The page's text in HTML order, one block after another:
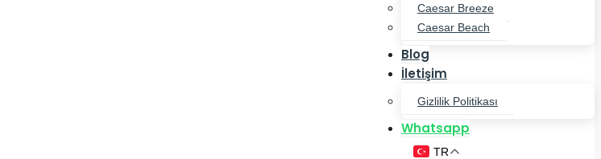
Caesar Breeze
Caesar Beach
Blog
İletişim
Gizlilik Politikası
Whatsapp
TR